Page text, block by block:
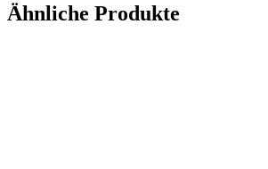
Ähnliche Produkte